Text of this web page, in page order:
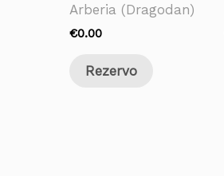
Arberia (Dragodan)
€0.00
Rezervo